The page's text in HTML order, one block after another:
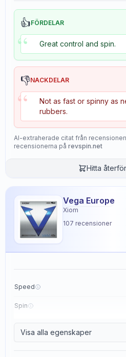
👍FÖRDELAR
“ Great control and spin.
👎NACKDELAR
“
Not as fast or spinny as
rubbers.
AI-extraherade citat från
recensionerna på revspin.net
Hitta
Vega Europe
Xiom
107 recensioner
Speed
Spin
Visa alla egenskaper